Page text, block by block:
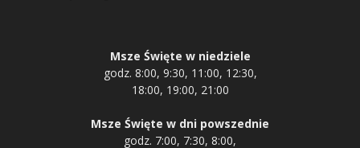
Msze Święte w niedziele
godz. 8:00, 9:30, 11:00, 12:30,
18:00, 19:00, 21:00
Msze Święte w dni powszednie
godz. 7:00, 7:30, 8:00,